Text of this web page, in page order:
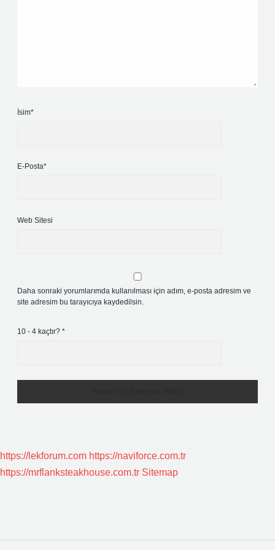
İsim*
E-Posta*
Web Sitesi
Daha sonraki yorumlarımda kullanılması için adım, e-posta adresim ve
site adresim bu tarayıcıya kaydedilsin.
10 - 4 kaçtır? *
https://lekforum.com https://naviforce.com.tr
https://mrflanksteakhouse.com.tr Sitemap